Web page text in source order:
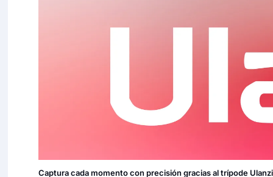
Captura cada momento con precisión gracias al trípode